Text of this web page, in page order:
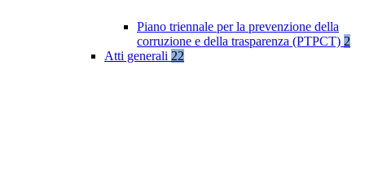
Piano triennale per la prevenzione della
corruzione e della trasparenza (PTPCT) 2
Atti generali 22